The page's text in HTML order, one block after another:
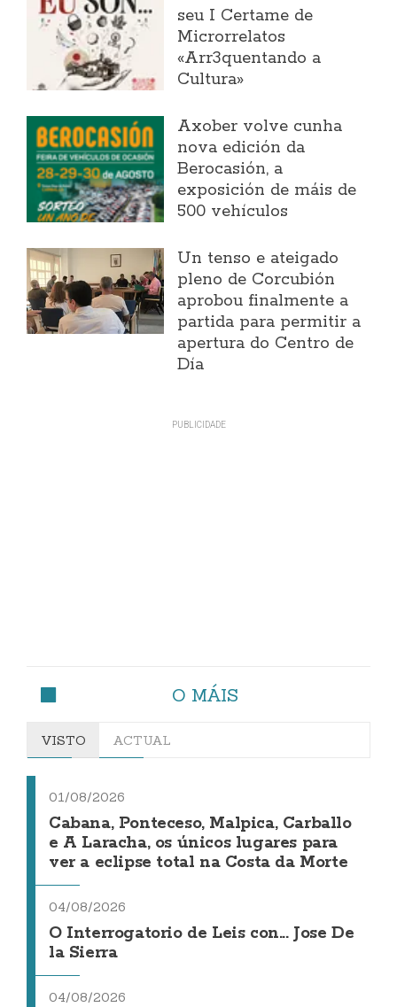
seu I Certame de
Microrrelatos
«Arr3quentando a
Cultura»
Axober volve cunha
nova edición da
Berocasión, a
exposición de máis de
500 vehículos
Un tenso e ateigado
pleno de Corcubión
aprobou finalmente a
partida para permitir a
apertura do Centro de
Día
O MÁIS
VISTO ACTUAL
01/08/2026
Cabana, Ponteceso, Malpica, Carballo
e A Laracha, os únicos lugares para
ver a eclipse total na Costa da Morte
04/08/2026
O Interrogatorio de Leis con... Jose De
la Sierra
04/08/2026